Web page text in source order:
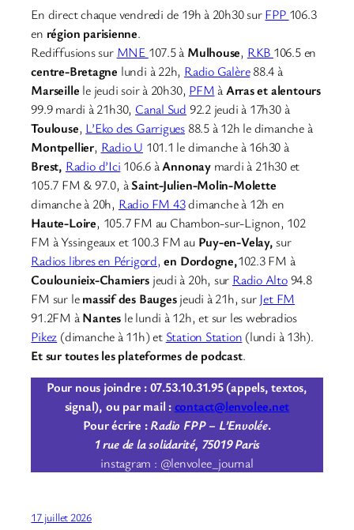
En direct chaque vendredi de 19h à 20h30 surFPP 106.3
en région parisienne.
Rediffusions sur MNE 107.5 à Mulhouse, RKB 106.5 en
centre-Bretagne lundi à 22h, Radio Galère88.4 à
Marseille le jeudi soir à 20h30, PFMàArras et alentours
99.9 mardi à 21h30, Canal Sud 92.2 jeudi à 17h30 à
Toulouse, L’Eko des Garrigues 88.5 à 12h le dimanche à
Montpellier, Radio U 101.1 le dimanche à 16h30 à
Brest, Radio d’Ici 106.6 àAnnonay mardi à 21h30 et
105.7 FM & 97.0, àSaint-Julien-Molin-Molette
dimanche à 20h, Radio FM 43dimanche à 12h en
Haute-Loire, 105.7 FM au Chambon-sur-Lignon, 102
FM à Yssingeaux et 100.3 FM au Puy-en-Velay,sur
Radios libres en Périgord, en Dordogne,102.3 FM à
Coulounieix-Chamiers jeudi à 20h, sur Radio Alto94.8
FM sur lemassif des Baugesjeudi à 21h, sur Jet FM
91.2FM àNantes le lundi à 12h, et sur les webradios
Pikez (dimanche à 11h) et Station Station (lundi à 13h).
Et sur toutes les plateformes de podcast.
Pour nous joindre : 07.53.10.31.95 (appels, textos,
signal), ou par mail :contact@lenvolee.net
Pour écrire :Radio FPP – L’Envolée.
1 rue de la solidarité, 75019 Paris
instagram : @lenvolee_journal
17 juillet 2026